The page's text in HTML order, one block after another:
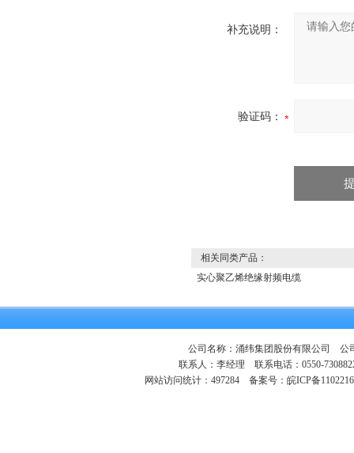
补充说明：
验证码：
相关同类产品：
实心聚乙烯绝缘射频电缆
公司名称：涌纬集团股份有限公司 公
联系人：李经理 联系电话：0550-
网站访问统计：497284 备案号：皖ICP备